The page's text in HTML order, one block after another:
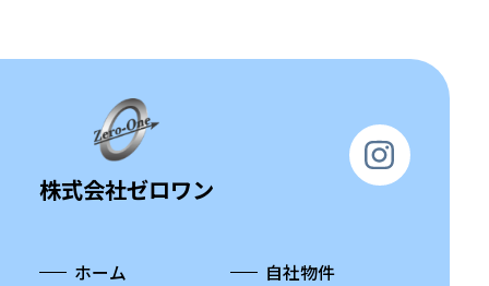
株式会社ゼロワン
ホーム 自社物件